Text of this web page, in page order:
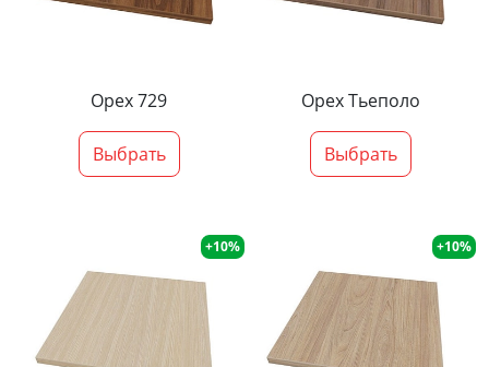
Орех 729
Выбрать
Орех Тьеполо
Выбрать
+10% +10%